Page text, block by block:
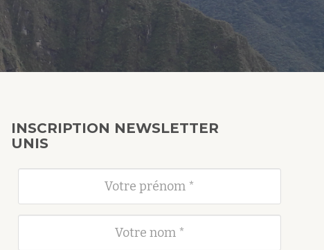
INSCRIPTION NEWSLETTER
UNIS